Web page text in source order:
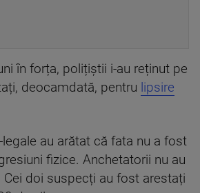
în forța, polițiștii i-au reținut pe
deocamdată, pentru lipsire
au arătat că fata nu a fost
fizice. Anchetatorii nu au
doi suspecți au fost arestați